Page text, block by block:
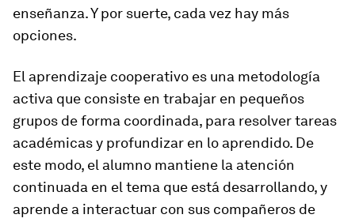
enseñanza. Y por suerte, cada vez hay más
opciones.
El aprendizaje cooperativo es una metodología
activa que consiste en trabajar en pequeños
grupos de forma coordinada, para resolver tareas
académicas y profundizar en lo aprendido. De
este modo, el alumno mantiene la atención
continuada en el tema que está desarrollando, y
aprende a interactuar con sus compañeros de